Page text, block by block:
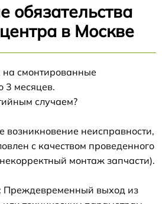
обязательства
в Москве
на смонтированные
3 месяцев.
случаем?
возникновение неисправности,
с качеством проведенного
монтаж запчасти).
Преждевременный выход из